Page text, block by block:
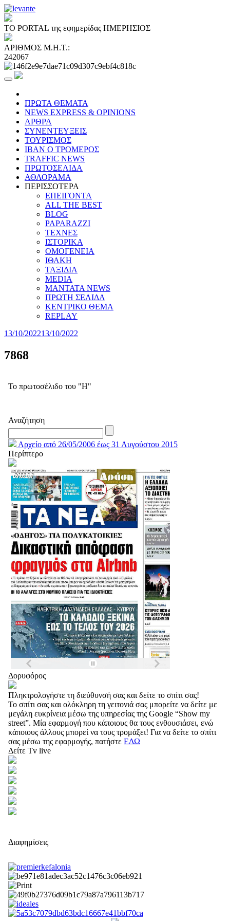
ΤΟ PORTAL της εφημερίδας ΗΜΕΡΗΣΙΟΣ
ΑΡΙΘΜΟΣ Μ.Η.Τ.:
242067
ΠΡΩΤΑ ΘΕΜΑΤΑ
NEWS EXPRESS & OPINIONS
ΑΡΘΡΑ
ΣΥΝΕΝΤΕΥΞΕΙΣ
ΤΟΥΡΙΣΜΟΣ
ΙΒΑΝ Ο ΤΡΟΜΕΡΟΣ
TRAFFIC NEWS
ΠΡΩΤΟΣΕΛΙΔΑ
ΑΘΛΟΡΑΜΑ
ΠΕΡΙΣΣΟΤΕΡΑ
ΕΠΕΙΓΟΝΤΑ
ALL THE BEST
BLOG
PAPARAZZI
ΤΕΧΝΕΣ
ΙΣΤΟΡΙΚΑ
ΟΜΟΓΕΝΕΙΑ
ΙΘΑΚΗ
ΤΑΞΙΔΙΑ
MEDIA
MANTATA NEWS
ΠΡΩΤΗ ΣΕΛΙΔΑ
ΚΕΝΤΡΙΚΟ ΘΕΜΑ
REPLAY
13/10/202213/10/2022
7868
Το πρωτοσέλιδο του "Η"
Αναζήτηση
Αρχείο από 26/05/2006 έως 31 Αυγούστου 2015
Περίπτερο
Δορυφόρος
Πληκτρολογήστε τη διεύθυνσή σας και δείτε το σπίτι σας!
Το σπίτι σας και ολόκληρη τη γειτονιά σας μπορείτε να δείτε με
μεγάλη ευκρίνεια μέσω της υπηρεσίας της Google “Show my
street”. Μία εφαρμογή που κάποιους θα τους ενθουσιάσει, ενώ
κάποιους άλλους μπορεί να τους τρομάξει! Για να δείτε το σπίτι
σας μέσω της εφαρμογής, πατήστε ΕΔΩ
Δείτε Tv live
Διαφημίσεις